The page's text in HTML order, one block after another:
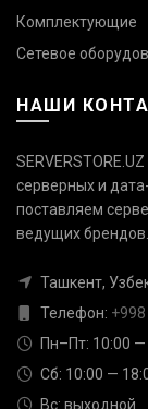
Комплектующие
Сетевое
НАШИ
серверных и
поставляем
ведущих брендов.
Ташкент,
Телефон:
Пн–Пт: 10:00 —
Сб: 10:00 —
Вс: выходной